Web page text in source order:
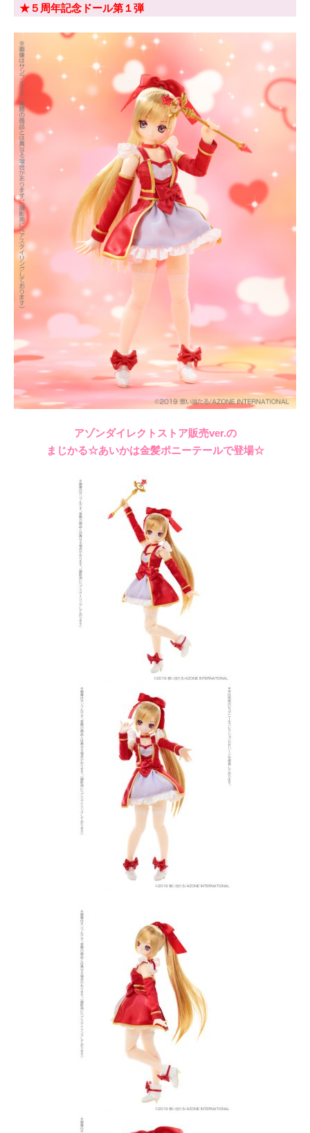
★５周年記念ドール第１弾
アゾンダイレクトストア販売ver.の
まじかる☆あいかは金髪ポニーテールで登場☆